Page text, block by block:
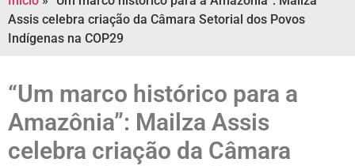
Assis celebra criação da Câmara Setorial dos Povos
Indígenas na COP29
“Um marco histórico para a
Amazônia”: Mailza Assis
celebra criação da Câmara